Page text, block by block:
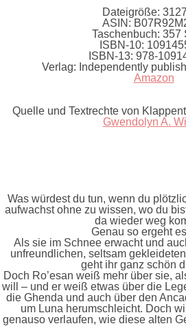
Dateigröße:
ASIN:
Taschenbuch: 357
ISBN-10:
ISBN-13: 978-
Verlag: Independently
Amazon
Quelle und Textrechte von
Gwendolyn A.
Was würdest du tun, wenn du
aufwachst ohne zu wissen, wo du
da wieder weg
Genau so ergeht
Als sie im Schnee erwacht und
unfreundlichen, seltsam
geht ihr ganz schön
Doch Ro’esan weiß mehr über sie,
will – und er weiß etwas über die
die Ghenda und auch über den
um Luna herumschleicht. Doch
genauso verlaufen, wie diese alten